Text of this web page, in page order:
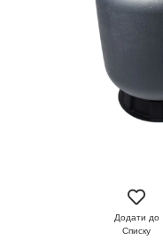
Додати до
Списку